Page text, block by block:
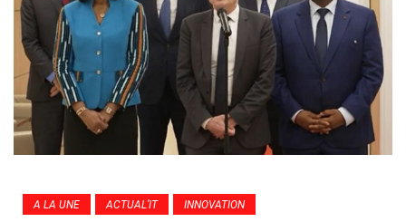
A LA UNE ACTUAL’IT INNOVATION